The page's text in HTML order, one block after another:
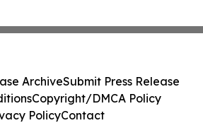
ArchiveSubmit Press Release
Copyright/DMCA Policy
PolicyContact